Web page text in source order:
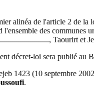
alinéa de l'article 2 de la
l'ensemble des communes
Taourirt et
décret-loi sera publié au
1423 (10 septembre
.